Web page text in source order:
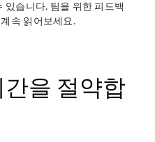
있습니다. 팀을 위한 피드백
속 읽어보세요.
을 절약합